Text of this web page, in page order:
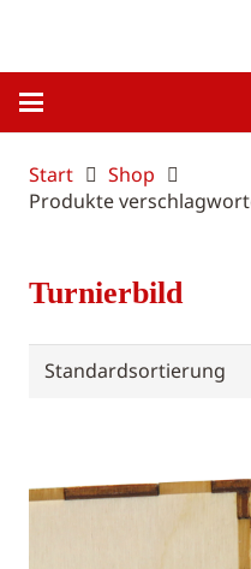
Start
Shop
Produkte
Turnierbild